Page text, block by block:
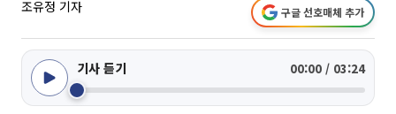
조유정 기자 구글 선호매체 추가
기사 듣기 00:00 / 03:24